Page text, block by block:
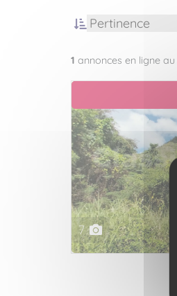
1 annonces en ligne au
7